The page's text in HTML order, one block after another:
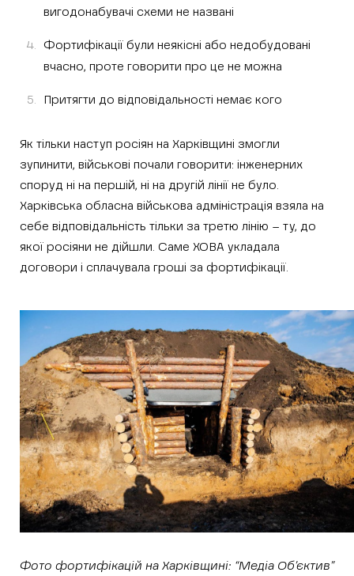
вигодонабувачі схеми не названі
Фортифікації були неякісні або недобудовані
вчасно, проте говорити про це не можна
Притягти до відповідальності немає кого
Як тільки наступ росіян на Харківщині змогли
зупинити, військові почали говорити: інженерних
споруд ні на першій, ні на другій лінії не було.
Харківська обласна військова адміністрація взяла на
себе відповідальність тільки за третю лінію – ту, до
якої росіяни не дійшли. Саме ХОВА укладала
договори і сплачувала гроші за фортифікації.
Фото фортифікацій на Харківщині: “Медіа Об’єктив”